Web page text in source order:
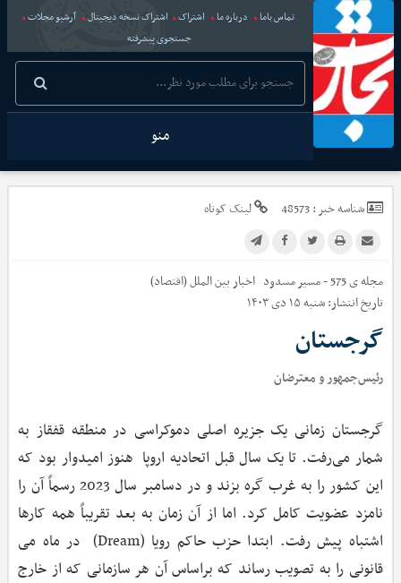
تماس باما درباره ما اشتراک اشتراک نسخه دیجیتال
آرشیو مجلات
جستجوی پیشرفته
منو
شناسه خبر :48573 لینک کوتاه
مجله ی 575 - مسیر مسدود اخباربین الملل (اقتصاد)
تاریخ انتشار:شنبه ۱۵ دی ۱۴۰۳
گرجستان
رئیس‌جمهور و معترضان
گرجستان زمانی یک جزیره اصلی دموکراسی در منطقه قفقاز به
شمار می‌رفت. تا یک سال قبل اتحادیه اروپا هنوز امیدوار بود که
این کشور را به غرب گره بزند و در دسامبر سال 2023 رسماً آن را
نامزد عضویت کامل کرد. اما از آن زمان به بعد تقریباً همه کارها
اشتباه پیش رفت. ابتدا حزب حاکم رویا (Dream) در ماه می
قانونی را به تصویب رساند که براساس آن هر سازمانی که از خارج